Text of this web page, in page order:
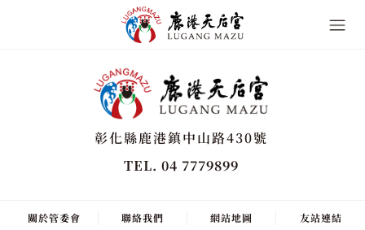
彰化縣鹿港鎮中山路430號
TEL. 04 7779899
關於管委會 聯絡我們 網站地圖 友站連結